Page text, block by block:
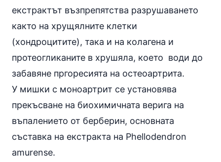
екстрактът възпрепятства разрушаването
както на хрущялните клетки
(хондроцитите), така и на колагена и
протеогликаните в хрушяла, което води до
забавяне пргоресията на остеоартрита.
У мишки с моноартрит се установява
прекъсване на биохимичната верига на
въпалението от берберин, основната
съставка на екстракта на Phellodendron
amurense.